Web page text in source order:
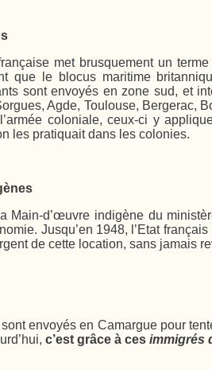
met brusquement un
que le blocus maritime
sont envoyés en zone sud, et
Agde, Toulouse, Bergerac,
coloniale, ceux-ci y
les pratiquait dans les colonies.
Main-d’œuvre indigène du
Jusqu’en 1948, l’Etat
de cette location, sans jamais
envoyés en Camargue pour
c’est grâce à ces immigrés